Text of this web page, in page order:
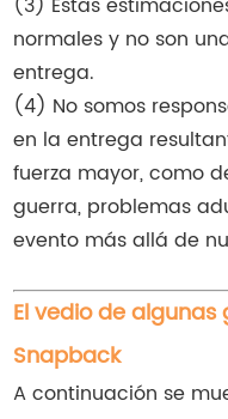
normales y no son
entrega.
(4) No somos
en la entrega
fuerza mayor, como
guerra, problemas
evento más allá de
El vedio de
Snapback
A continuación se